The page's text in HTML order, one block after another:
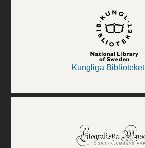
Kungliga Biblioteket